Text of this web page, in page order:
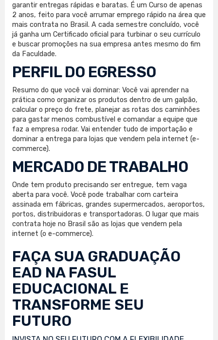
garantir entregas rápidas e baratas. É um Curso de apenas
2 anos, feito para você arrumar emprego rápido na área que
mais contrata no Brasil. A cada semestre concluído, você
já ganha um Certificado oficial para turbinar o seu currículo
e buscar promoções na sua empresa antes mesmo do fim
da Faculdade.
PERFIL DO EGRESSO
Resumo do que você vai dominar: Você vai aprender na
prática como organizar os produtos dentro de um galpão,
calcular o preço do frete, planejar as rotas dos caminhões
para gastar menos combustível e comandar a equipe que
faz a empresa rodar. Vai entender tudo de importação e
dominar a entrega para lojas que vendem pela internet (e-
commerce).
MERCADO DE TRABALHO
Onde tem produto precisando ser entregue, tem vaga
aberta para você. Você pode trabalhar com carteira
assinada em fábricas, grandes supermercados, aeroportos,
portos, distribuidoras e transportadoras. O lugar que mais
contrata hoje no Brasil são as lojas que vendem pela
internet (o e-commerce).
FAÇA SUA GRADUAÇÃO
EAD NA FASUL
EDUCACIONAL E
TRANSFORME SEU
FUTURO